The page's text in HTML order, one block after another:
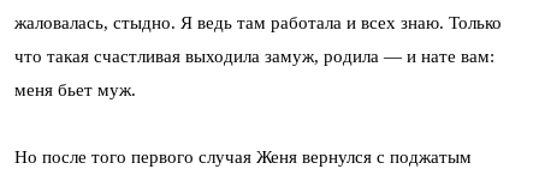
жаловалась, стыдно. Я ведь там работала и всех знаю. Только
что такая счастливая выходила замуж, родила — и нате вам:
меня бьет муж.
Но после того первого случая Женя вернулся с поджатым